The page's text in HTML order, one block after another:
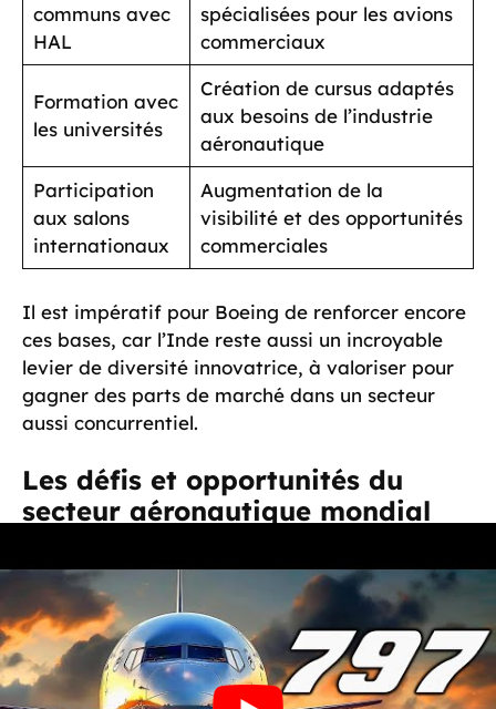
communs avec
HAL
spécialisées pour les avions
commerciaux
Formation avec
les universités
Création de cursus adaptés
aux besoins de l’industrie
aéronautique
Participation
aux salons
internationaux
Augmentation de la
visibilité et des opportunités
commerciales
Il est impératif pour Boeing de renforcer encore
ces bases, car l’Inde reste aussi un incroyable
levier de diversité innovatrice, à valoriser pour
gagner des parts de marché dans un secteur
aussi concurrentiel.
Les défis et opportunités du
secteur aéronautique mondial
mutations sans précédent. Pour Boeing,
naviguer à travers ces défis représente un
exercice de stratégie et d’adaptabilité. Les
licenciements sont courants, mais pas seulement
chez Boeing. En réalité, l’ensemble du secteur